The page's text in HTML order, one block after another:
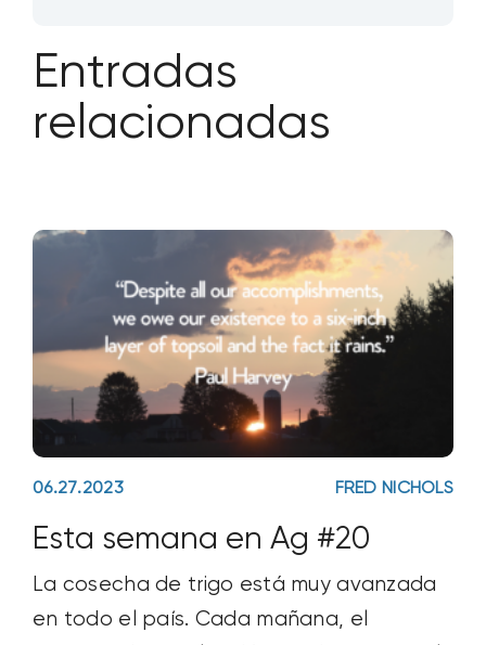
Entradas
relacionadas
06.27.2023 FRED NICHOLS
Esta semana en Ag #20
La cosecha de trigo está muy avanzada
en todo el país. Cada mañana, el